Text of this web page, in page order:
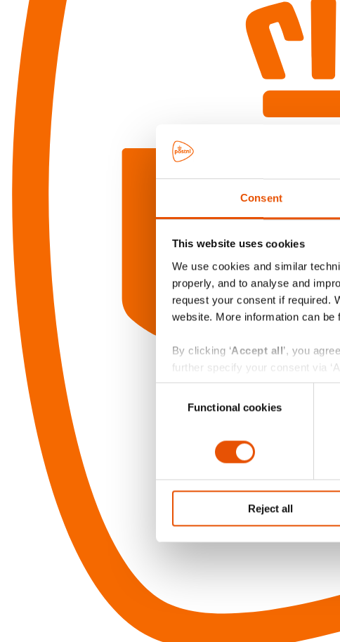
Consent
This website uses cookies
We use cookies and similar
properly, and to analyse and
request your consent if required.
website. More information can be
By clicking ‘Accept all’, you
further specify your consent via
always change or withdraw your
SelectionFunctional cookies
Reject all